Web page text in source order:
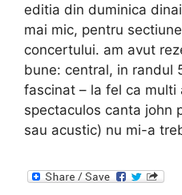
editia din duminica
mai mic, pentru
concertului. am avut
bune: central, in randul
fascinat – la fel ca multi
spectaculos canta john
sau acustic) nu mi-a